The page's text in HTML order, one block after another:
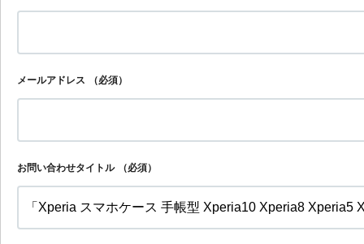
メールアドレス （必須）
お問い合わせタイトル （必須）